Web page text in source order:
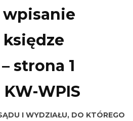
strona 1
WPIS
I WYDZIAŁU, DO KTÓREGO